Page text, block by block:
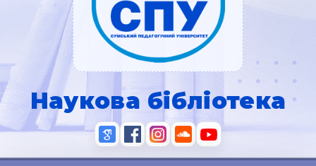
Наукова бібліотека